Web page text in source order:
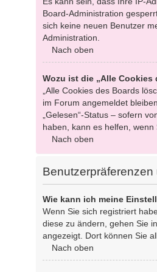
Board-Administration
sich keine neuen Benutzer
Administration.
Nach oben
Wozu ist die „Alle
„Alle Cookies des Boards
im Forum angemeldet
„Gelesen“-Status – sofern
haben, kann es helfen, wenn
Nach oben
Wie kann ich meine
Wenn Sie sich registriert
diese zu ändern, gehen Sie
angezeigt. Dort können Sie
Nach oben